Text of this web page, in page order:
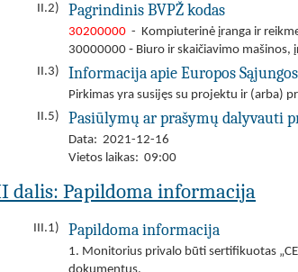
II.2)
Pagrindinis BVPŽ kodas
30200000 - Kompiuterinė įranga ir
30000000 ‐ Biuro ir skaičiavimo
II.3)
Informacija apie Europos
Pirkimas yra susijęs su projektu ir (arba)
II.5)
Pasiūlymų ar prašymų dalyvauti
Data: 2021-12-16
Vietos laikas: 09:00
dalis: Papildoma informacija
III.1) Papildoma informacija
1. Monitorius privalo būti sertifikuotas